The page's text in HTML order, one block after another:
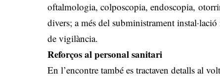
oftalmologia, colposcopia, endoscopia,
divers; a més del subministrament
de vigilància.
Reforços al personal sanitari
En l’encontre també es tractaven detalls al